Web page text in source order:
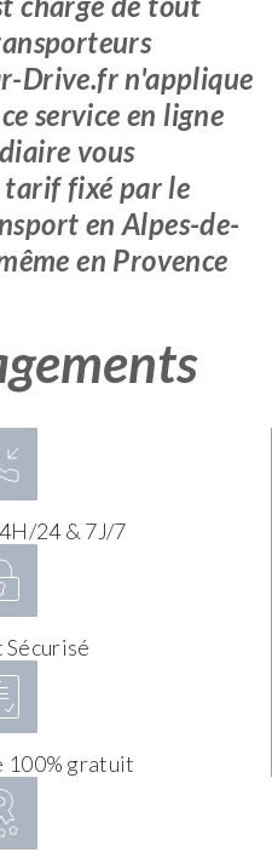
Drive.fr n'applique
service en ligne
vous
fixé par le
en Alpes-de-
en Provence
24 & 7J/7
Sécurisé
100% gratuit